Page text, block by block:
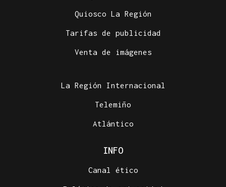
Quiosco La Región
Tarifas de publicidad
Venta de imágenes
La Región Internacional
Telemiño
Atlántico
INFO
Canal ético